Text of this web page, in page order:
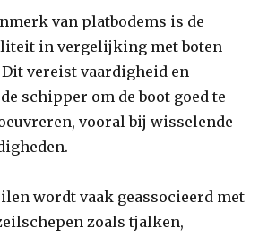
van platbodems is de
in vergelijking met boten
vereist vaardigheid en
schipper om de boot goed te
vooral bij wisselende
wordt vaak geassocieerd met
zoals tjalken,